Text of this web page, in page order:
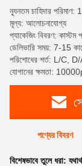
ন্যূনতম চাহিদার পরিমাণ:
মূল্য: আলোচনাযোগ্য
প্যাকেজিং বিবরণ: কাস্টম
ডেলিভারি সময়: 7-15
পরিশোধের শর্ত: L/C, D/
যোগানের ক্ষমতা:
পণ্যের বিবরণ
বিশেষভাবে তুলে ধরা: